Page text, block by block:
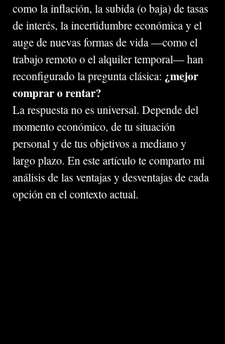
como la inflación, la subida (o baja) de tasas
de interés, la incertidumbre económica y el
auge de nuevas formas de vida —como el
trabajo remoto o el alquiler temporal— han
reconfigurado la pregunta clásica: ¿mejor
comprar o rentar?
La respuesta no es universal. Depende del
momento económico, de tu situación
personal y de tus objetivos a mediano y
largo plazo. En este artículo te comparto mi
análisis de las ventajas y desventajas de cada
opción en el contexto actual.